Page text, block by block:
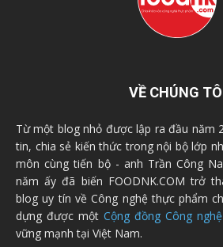
VỀ CHÚNG
Từ một blog nhỏ được lập ra đầu năm
tin, chia sẻ kiến thức trong nội bộ lớp
môn cùng tiến bộ - anh Trần Công
năm ấy đã biến FOODNK.COM trở
blog uy tín về Công nghệ thực phẩm
dựng được một Cộng đồng Công
vững mạnh tại Việt Nam.